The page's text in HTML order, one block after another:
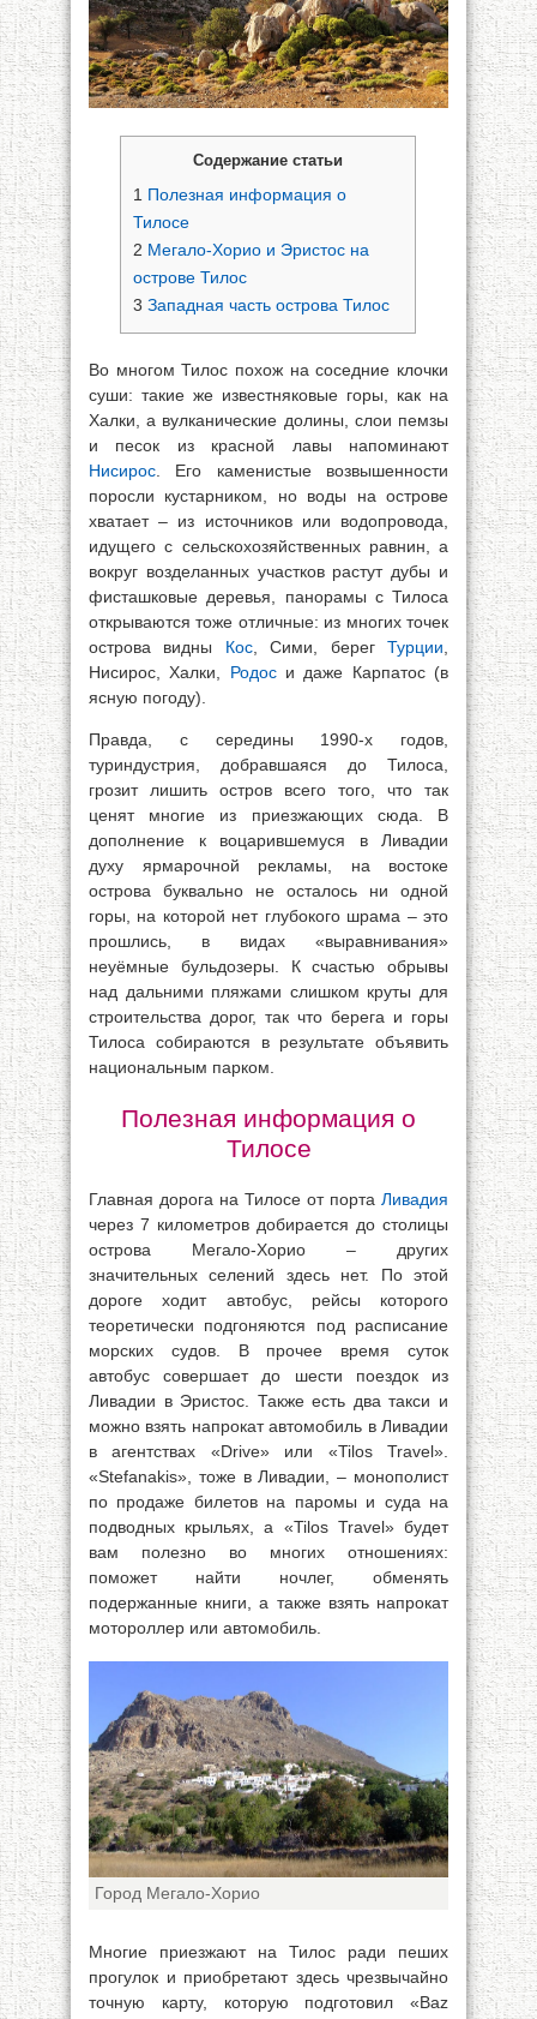
Содержание статьи
1 Полезная информация о
Тилосе
2 Мегало-Хорио и Эристос на
острове Тилос
3 Западная часть острова Тилос
Во многом Тилос похож на соседние клочки
суши: такие же известняковые горы, как на
Халки, а вулканические долины, слои пемзы
и песок из красной лавы напоминают
Нисирос . Его каменистые возвышенности
поросли кустарником, но воды на острове
хватает – из источников или водопровода,
идущего с сельскохозяйственных равнин, а
вокруг возделанных участков растут дубы и
фисташковые деревья, панорамы с Тилоса
открываются тоже отличные: из многих точек
острова видны Кос, Сими, берегТурции
Нисирос, Халки, Родоси даже Карпатос (в
ясную погоду).
Правда, с середины 1990-х годов,
туриндустрия, добравшаяся до Тилоса,
грозит лишить остров всего того, что так
ценят многие из приезжающих сюда. В
дополнение к воцарившемуся в Ливадии
духу ярмарочной рекламы, на востоке
острова буквально не осталось ни одной
горы, на которой нет глубокого шрама – это
прошлись, в видах «выравнивания»
неуёмные бульдозеры. К счастью обрывы
над дальними пляжами слишком круты для
строительства дорог, так что берега и горы
Тилоса собираются в результате объявить
национальным парком.
Полезная информация о
Тилосе
Главная дорога на Тилосе от порта Ливадия
через 7 километров добирается до столицы
острова Мегало-Xopиo – других
значительных селений здесь нет. По этой
дороге ходит автобус, рейсы которого
теоретически подгоняются под расписание
морских судов. В прочее время суток
автобус совершает до шести поездок из
Ливадии в Эристос. Также есть два такси и
можно взять напрокат автомобиль в Ливадии
в агентствах «Drive» или «Tilos Travel».
«Stefanakis», тоже в Ливадии, – монополист
по продаже билетов на паромы и суда на
подводных крыльях, а «Tilos Travel» будет
вам полезно во многих отношениях:
поможет найти ночлег, обменять
подержанные книги, а также взять напрокат
мотороллер или автомобиль.
Город Мегало-Хорио
Многие приезжают на Тилос ради пеших
прогулок и приобретают здесь чрезвычайно
точную карту, которую подготовил «Baz